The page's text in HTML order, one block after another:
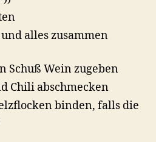
alles zusammen
Schuß Wein zugeben
Chili abschmecken
binden, falls die